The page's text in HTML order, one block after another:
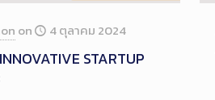
on 4 ตุลาคม 2024
STARTUP